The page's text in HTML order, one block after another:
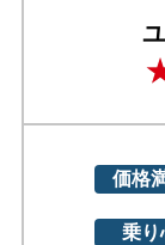
価格
乗り